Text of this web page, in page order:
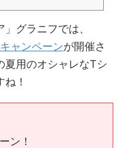
グラニフでは、
ャンペーンが開催さ
夏用のオシャレなTシ
！
ン！